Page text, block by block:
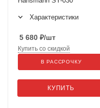
Характеристики
5 680 ₽/шт
КУПИТЬ
Купить со скидкой
В РАССРОЧКУ